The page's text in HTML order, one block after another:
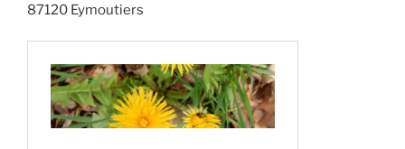
87120 Eymoutiers